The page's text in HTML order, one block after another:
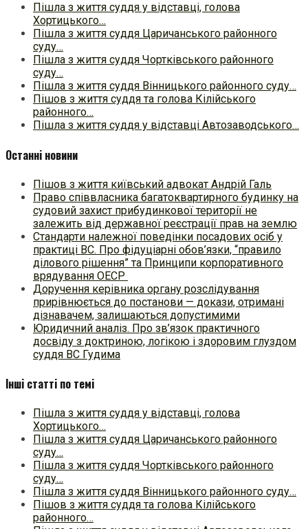
Пішла з життя суддя у відставці, голова
Хортицького…
Пішла з життя суддя Царичанського районного
суду…
Пішла з життя суддя Чортківського районного
суду…
Пішла з життя суддя Вінницького районного суду…
Пішов з життя суддя та голова Кілійського
районного…
Пішла з життя суддя у відставці Автозаводського…
Останні новини
Пішов з життя київський адвокат Андрій Галь
Право співвласника багатоквартирного будинку на
судовий захист прибудинкової території не
залежить від державної реєстрації прав на землю
Стандарти належної поведінки посадових осіб у
практиці ВC. Про фідуціарні обов’язки, “правило
ділового рішення” та Принципи корпоративного
врядування ОЕСР
Доручення керівника органу розслідування
прирівнюється до постанови — докази, отримані
дізнавачем, залишаються допустимими
Юридичний аналіз. Про зв’язок практичного
досвіду з доктриною, логікою і здоровим глуздом
суддя ВС Гудима
Інші статті по темі
Пішла з життя суддя у відставці, голова
Хортицького…
Пішла з життя суддя Царичанського районного
суду…
Пішла з життя суддя Чортківського районного
суду…
Пішла з життя суддя Вінницького районного суду…
Пішов з життя суддя та голова Кілійського
районного…